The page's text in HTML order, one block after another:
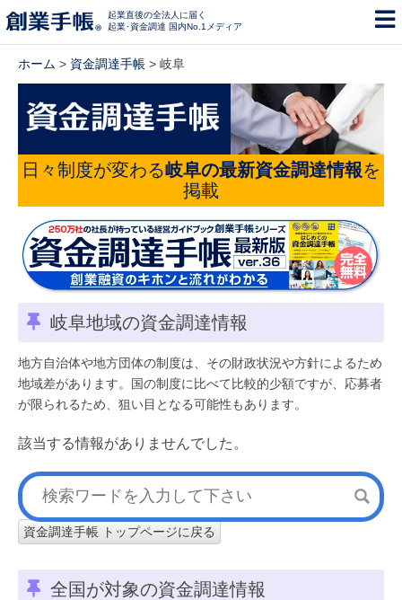
起業直後の全法人に届く
起業･資金調達 国内No.1メディア
ホーム > 資金調達手帳 > 岐阜
日々制度が変わる岐阜の最新資金調達情報を
掲載
岐阜地域の資金調達情報
地方自治体や地方団体の制度は、その財政状況や方針によるため
地域差があります。国の制度に比べて比較的少額ですが、応募者
が限られるため、狙い目となる可能性もあります。
該当する情報がありませんでした。
資金調達手帳 トップページに戻る
全国が対象の資金調達情報